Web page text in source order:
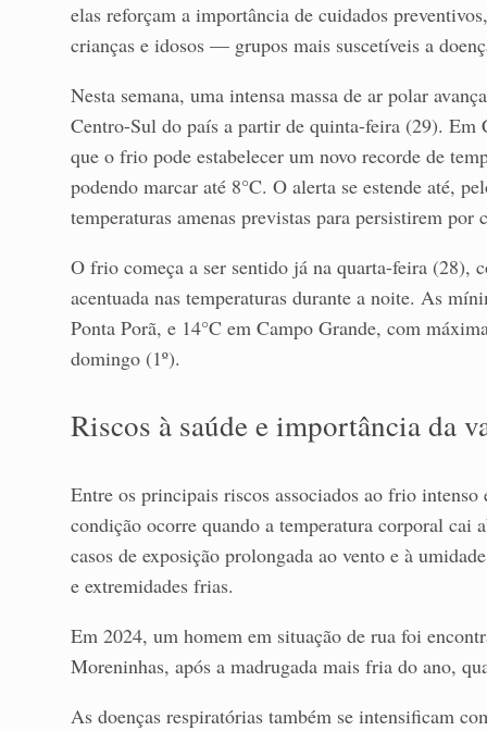
elas reforçam a importância de cuidados
crianças e idosos — grupos mais suscetíveis a
Nesta semana, uma intensa massa de ar polar
Centro-Sul do país a partir de quinta-feira (29).
que o frio pode estabelecer um novo recorde de
podendo marcar até 8°C. O alerta se estende até,
temperaturas amenas previstas para persistirem
O frio começa a ser sentido já na quarta-feira (28),
acentuada nas temperaturas durante a noite. As
Ponta Porã, e 14°C em Campo Grande, com
domingo (1º).
Riscos à saúde e importância da
Entre os principais riscos associados ao frio
condição ocorre quando a temperatura corporal cai
casos de exposição prolongada ao vento e à
e extremidades frias.
Em 2024, um homem em situação de rua foi
Moreninhas, após a madrugada mais fria do ano,
As doenças respiratórias também se intensificam